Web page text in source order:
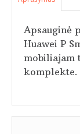
Apsauginė
Huawei P
mobiliajam
komplekte.